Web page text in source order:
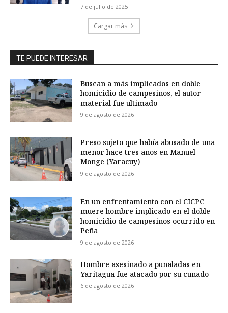
7 de julio de 2025
Cargar más
TE PUEDE INTERESAR
Buscan a más implicados en doble
homicidio de campesinos, el autor
material fue ultimado
9 de agosto de 2026
Preso sujeto que había abusado de una
menor hace tres años en Manuel
Monge (Yaracuy)
9 de agosto de 2026
En un enfrentamiento con el CICPC
muere hombre implicado en el doble
homicidio de campesinos ocurrido en
Peña
9 de agosto de 2026
Hombre asesinado a puñaladas en
Yaritagua fue atacado por su cuñado
6 de agosto de 2026